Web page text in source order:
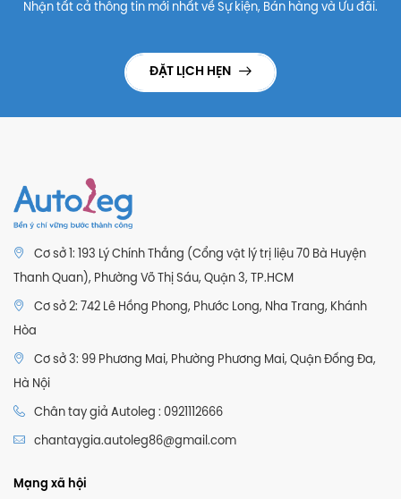
Nhận tất cả thông tin mới nhất về Sự kiện, Bán hàng và Ưu đãi.
ĐẶT LỊCH HẸN
Cơ sở 1: 193 Lý Chính Thắng (Cổng vật lý trị liệu 70 Bà Huyện
Thanh Quan), Phường Võ Thị Sáu, Quận 3, TP.HCM
Cơ sở 2: 742 Lê Hồng Phong, Phước Long, Nha Trang, Khánh
Hòa
Cơ sở 3: 99 Phương Mai, Phường Phương Mai, Quận Đống Đa,
Hà Nội
Chân tay giả Autoleg : 0921112666
chantaygia.autoleg86@gmail.com
Mạng xã hội